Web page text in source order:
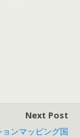
Next Post
ンマッピング国